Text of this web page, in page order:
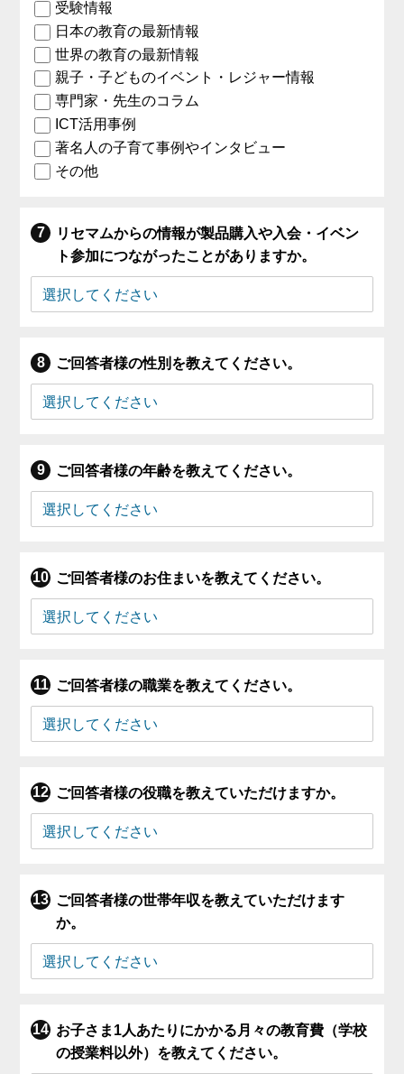
受験情報
日本の教育の最新情報
世界の教育の最新情報
親子・子どものイベント・レジャー情報
専門家・先生のコラム
ICT活用事例
著名人の子育て事例やインタビュー
その他
リセマムからの情報が製品購入や入会・イベン
ト参加につながったことがありますか。
ご回答者様の性別を教えてください。
ご回答者様の年齢を教えてください。
ご回答者様のお住まいを教えてください。
ご回答者様の職業を教えてください。
ご回答者様の役職を教えていただけますか。
ご回答者様の世帯年収を教えていただけます
か。
お子さま1人あたりにかかる月々の教育費（学校
の授業料以外）を教えてください。